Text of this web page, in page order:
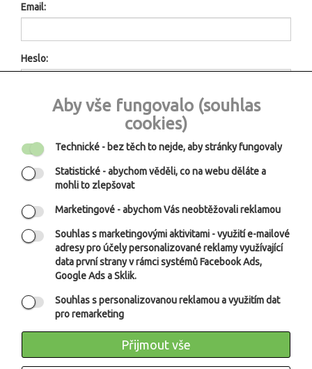
Aby vše fungovalo (souhlas
cookies)
Technické - bez těch to nejde, aby stránky fungovaly
Statistické - abychom věděli, co na webu děláte a
mohli to zlepšovat
Marketingové - abychom Vás neobtěžovali reklamou
Souhlas s marketingovými aktivitami - využití e-mailové
adresy pro účely personalizované reklamy využívající
data první strany v rámci systémů Facebook Ads,
Google Ads a Sklik.
Souhlas s personalizovanou reklamou a využitím dat
pro remarketing
Přijmout vše
Email:
Heslo:
Zapomněli jste heslo?
Nakupujete u nás poprvé ?
Při opakovaném nákupu na našem e-shopu nakoupíte rychleji,
protože už vás známe. Už žádné opakované vyplňování
formuláře! Navíc se dostanete k historii Vašich objednávek.